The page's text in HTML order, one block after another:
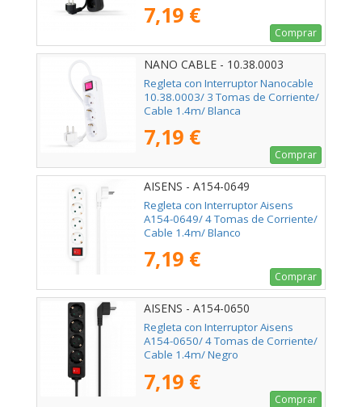
7,19 €
Comprar
NANO CABLE - 10.38.0003
Regleta con Interruptor Nanocable
10.38.0003/ 3 Tomas de Corriente/
Cable 1.4m/ Blanca
7,19 €
Comprar
AISENS - A154-0649
Regleta con Interruptor Aisens
A154-0649/ 4 Tomas de Corriente/
Cable 1.4m/ Blanco
7,19 €
Comprar
AISENS - A154-0650
Regleta con Interruptor Aisens
A154-0650/ 4 Tomas de Corriente/
Cable 1.4m/ Negro
7,19 €
Comprar